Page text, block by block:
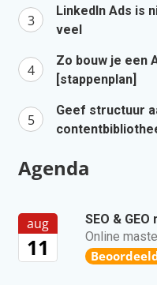
LinkedIn Ads is
veel
Zo bouw je een
[stappenplan]
Geef structuur
Agenda
aug
11
SEO & GEO
Online